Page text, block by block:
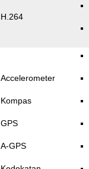
H.264
Accelerometer
Kompas
GPS
A-GPS